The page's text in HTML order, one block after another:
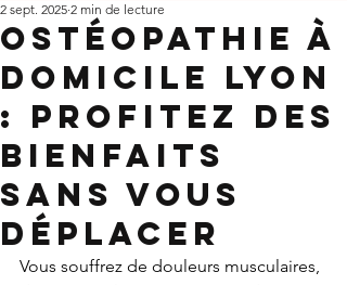
Ostéopathie à
domicile Lyon
: profitez des
bienfaits
sans vous
déplacer
2 sept. 2025 2 min de lecture
Vous souffrez de douleurs musculaires,